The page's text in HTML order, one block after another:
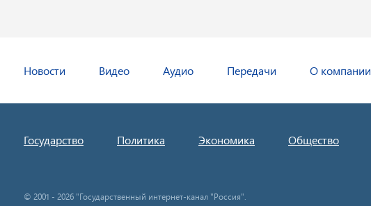
Новости Видео Аудио Передачи О компании
Государство Политика Экономика Общество
© 2001 - 2026 "Государственный интернет-канал "Россия".